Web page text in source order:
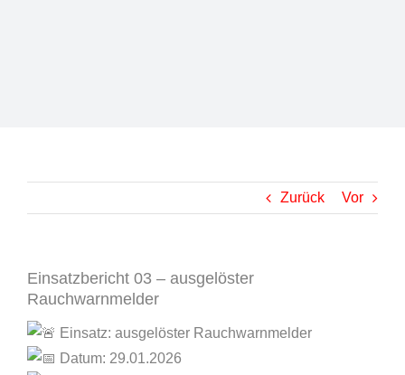
Zurück Vor
Einsatzbericht 03 – ausgelöster
Rauchwarnmelder
Einsatz: ausgelöster Rauchwarnmelder
Datum: 29.01.2026